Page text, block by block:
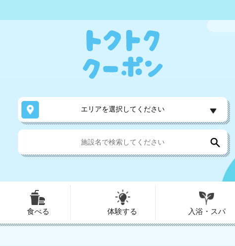
エリアを選択してください
食べる 体験する 入浴・スパ